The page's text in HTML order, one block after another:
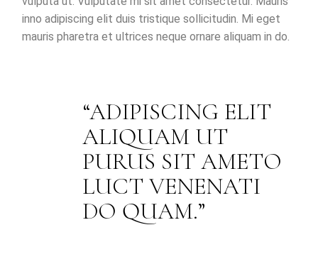
inno adipiscing elit duis tristique sollicitudin. Mi eget
mauris pharetra et ultrices neque ornare aliquam in do.
ADIPISCING ELIT
ALIQUAM UT
PURUS SIT AMETO
LUCT VENENATI
DO QUAM.